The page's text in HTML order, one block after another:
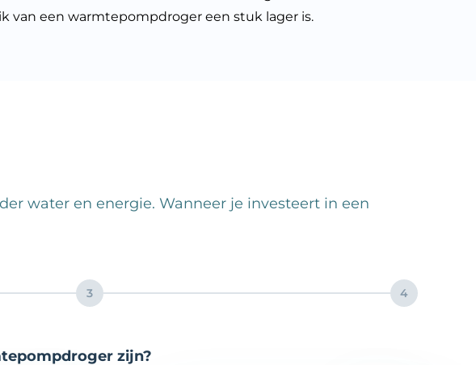
van een warmtepompdroger een stuk lager is.
water en energie. Wanneer je investeert in een
3 4
zijn?